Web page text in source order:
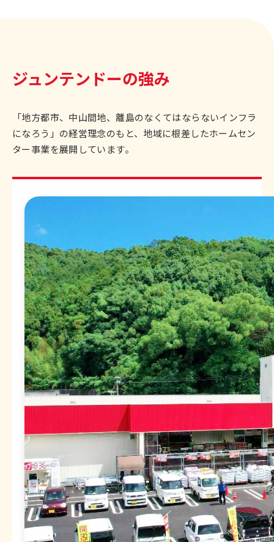
ジュンテンドーの強み
「地方都市、中山間地、離島のなくてはならないインフラ
になろう」の経営理念のもと、地域に根差したホームセン
ター事業を展開しています。